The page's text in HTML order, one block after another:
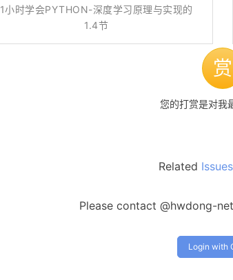
1小时学会PYTHON-深度学习原理与实现的
1.4节
赏
您的打赏是对我
Related Issues
Please contact @hwdong-
Login with